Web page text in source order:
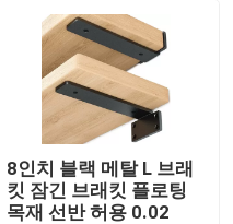
8인치 블랙 메탈 L 브래
킷 잠긴 브래킷 플로팅
목재 선반 허용 0.02